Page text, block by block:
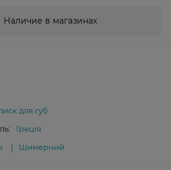
Наличие в магазинах
для губ
Греція
Шимерний